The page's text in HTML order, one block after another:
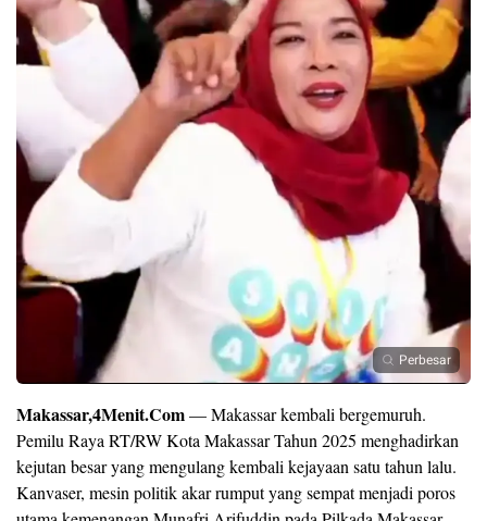
Perbesar
Makassar,4Menit.Com— Makassar kembali bergemuruh.
Pemilu Raya RT/RW Kota Makassar Tahun 2025 menghadirkan
kejutan besar yang mengulang kembali kejayaan satu tahun lalu.
Kanvaser, mesin politik akar rumput yang sempat menjadi poros